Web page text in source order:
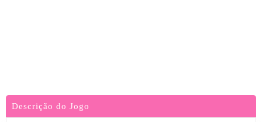
Descrição do Jogo